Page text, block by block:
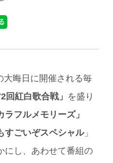
大晦日に開催される毎
回紅白歌合戦」 を盛り
ラフルメモリーズ」
すごいぞスペシャル」
にし、あわせて番組の